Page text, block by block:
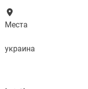
Места
украина